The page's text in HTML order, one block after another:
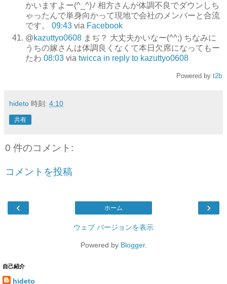
かいますよー(^_^)ﾉ 相方さんが体調不良でダウンしち
ゃったんで単身向かって現地で会社のメンバーと合流
です。
09:43 via Facebook
@kazuttyo0608 まぢ？ 大丈夫かいなー(^^;) ちなみに
うちの嫁さんは体調良くなくて本日欠席になってもー
たわ 08:03 via twicca in reply to kazuttyo0608
Powered by t2b
hideto 時刻: 4:10
共有
0 件のコメント:
コメントを投稿
‹ ›
ホーム
ウェブ バージョンを表示
Powered by Blogger.
自己紹介
hideto